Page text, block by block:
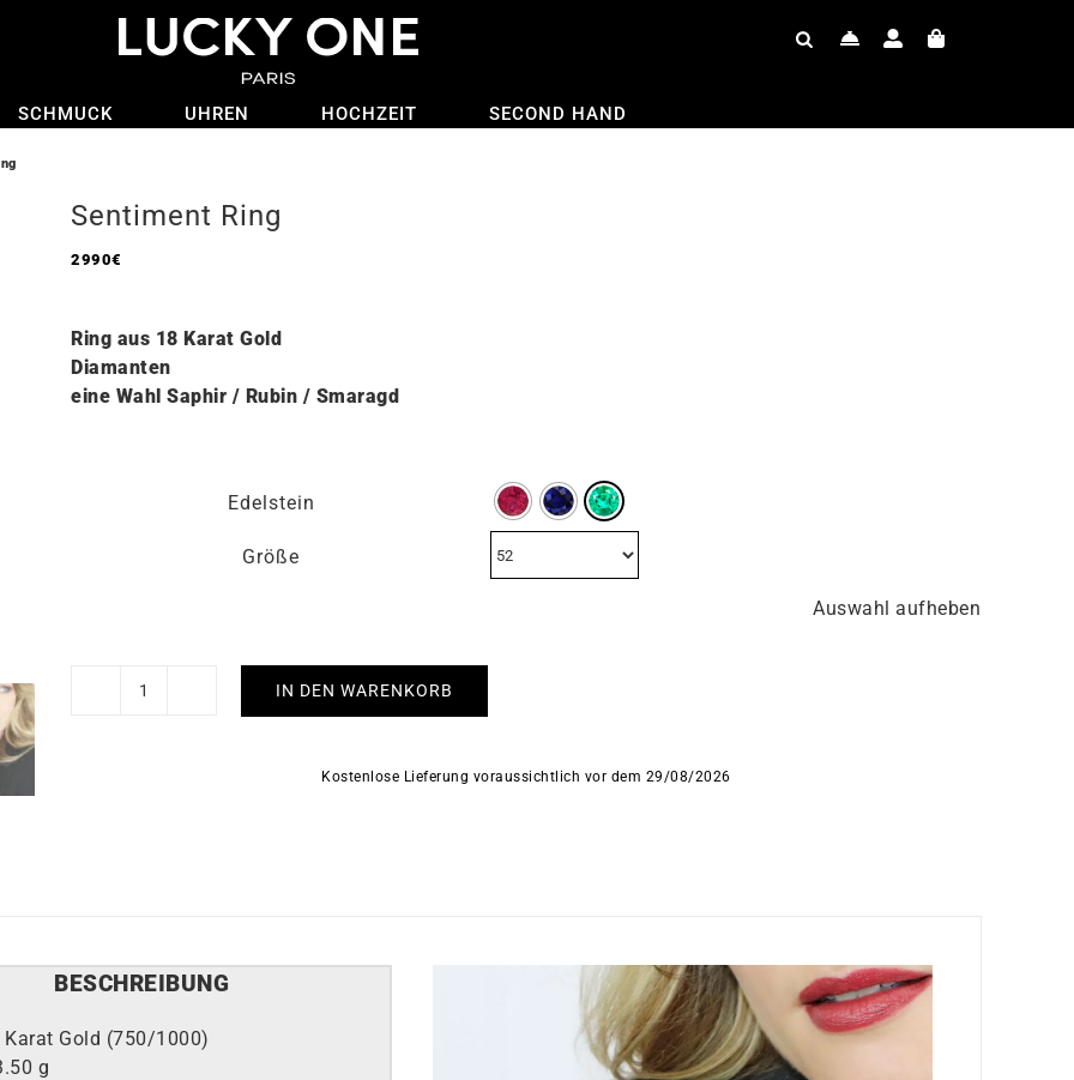
SCHMUCK UHREN HOCHZEIT SECOND HAND
Sentiment Ring
2990€
Ring aus 18 Karat Gold
Diamanten
eine Wahl Saphir / Rubin / Smaragd
Edelstein
Größe
Auswahl aufheben
Sentiment
IN DEN WARENKORB
Kostenlose Lieferung voraussichtlich vor dem 29/08/2026
BESCHREIBUNG
Karat Gold (750/1000)
g